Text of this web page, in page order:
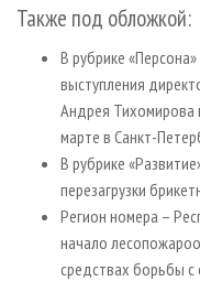
Также под обложкой:
В рубрике
выступления
Андрея Тихомирова
марте в Санкт-
В рубрике
перезагрузки
Регион номера –
начало
средствах борьбы